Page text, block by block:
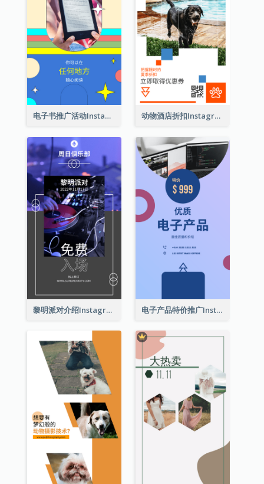
电子书推广活动Instagram限时动态 动物酒店折扣Instagram限时动态
黎明派对介绍Instagram限时动态 电子产品特价推广Instagram限时动态